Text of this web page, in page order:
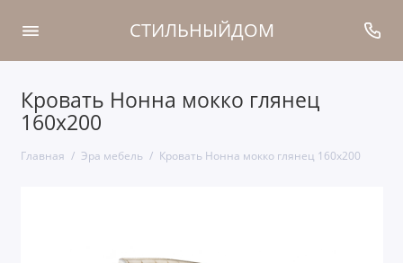
СТИЛЬНЫЙДОМ
Кровать Нонна мокко глянец
160х200
Главная Эра мебель Кровать Нонна мокко глянец 160х200